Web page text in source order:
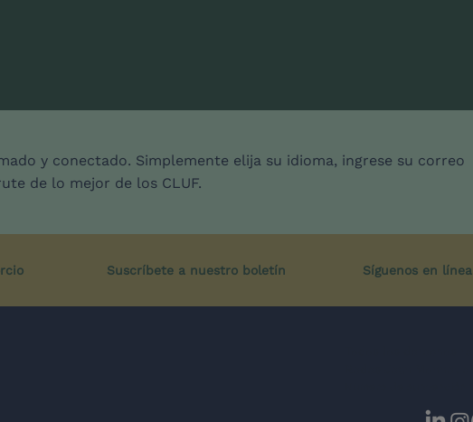
y conectado. Simplemente elija su idioma, ingrese su correo
de lo mejor de los CLUF.
Suscríbete a nuestro boletín Síguenos en línea